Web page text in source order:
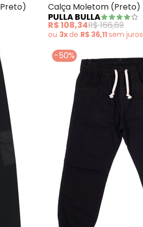
Calça Moletom (Preto)
PULLA BULLA
R$ 108,34R$ 166,69
ou 3xde R$ 36,11sem juros
-50%